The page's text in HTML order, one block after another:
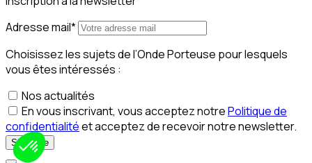
Adresse mail*
Choisissez les sujets de l’Onde Porteuse pour lesquels
vous êtes intéressés :
Nos actualités
En vous inscrivant, vous acceptez notrePolitique de
confidentialitéet acceptez de recevoir notre newsletter.
S‘inscrire